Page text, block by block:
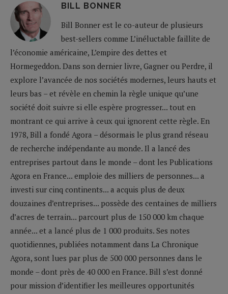
BILL BONNER
Bill Bonner est le co-auteur de plusieurs
best-sellers comme L’inéluctable faillite de
l’économie américaine, L’empire des dettes et
Hormegeddon. Dans son dernier livre, Gagner ou Perdre, il
explore l’avancée de nos sociétés modernes, leurs hauts et
leurs bas – et révèle en chemin la règle unique qu’une
société doit suivre si elle espère progresser... tout en
montrant ce qui arrive à ceux qui ignorent cette règle. En
1978, Bill a fondé Agora – désormais le plus grand réseau
de recherche indépendante au monde. Il a lancé des
entreprises partout dans le monde – dont les Publications
Agora en France... emploie des milliers de personnes... a
investi sur cinq continents... a acquis plus de deux
douzaines d’entreprises... possède des centaines de milliers
d’acres de terrain... parcourt plus de 150 000 km chaque
année... et a lancé plus de 1 000 produits. Ses notes
quotidiennes, publiées notamment dans La Chronique
Agora, sont lues par plus de 500 000 personnes dans le
monde – dont près de 40 000 en France. Bill s’est donné
pour mission d’identifier les meilleures opportunités